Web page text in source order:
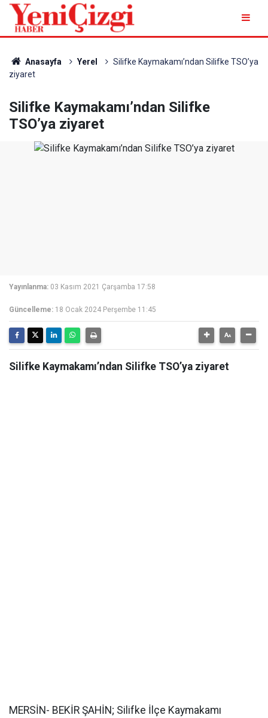
Anasayfa Yerel
Silifke Kaymakamı’ndan Silifke TSO’ya
ziyaret
Silifke Kaymakamı’ndan Silifke
TSO’ya ziyaret
Yayınlanma: 03 Kasım 2021 Çarşamba 17:58
Güncelleme: 18 Ocak 2024 Perşembe 11:45
Silifke Kaymakamı’ndan Silifke TSO’ya ziyaret
MERSİN- BEKİR ŞAHİN; Silifke İlçe Kaymakamı